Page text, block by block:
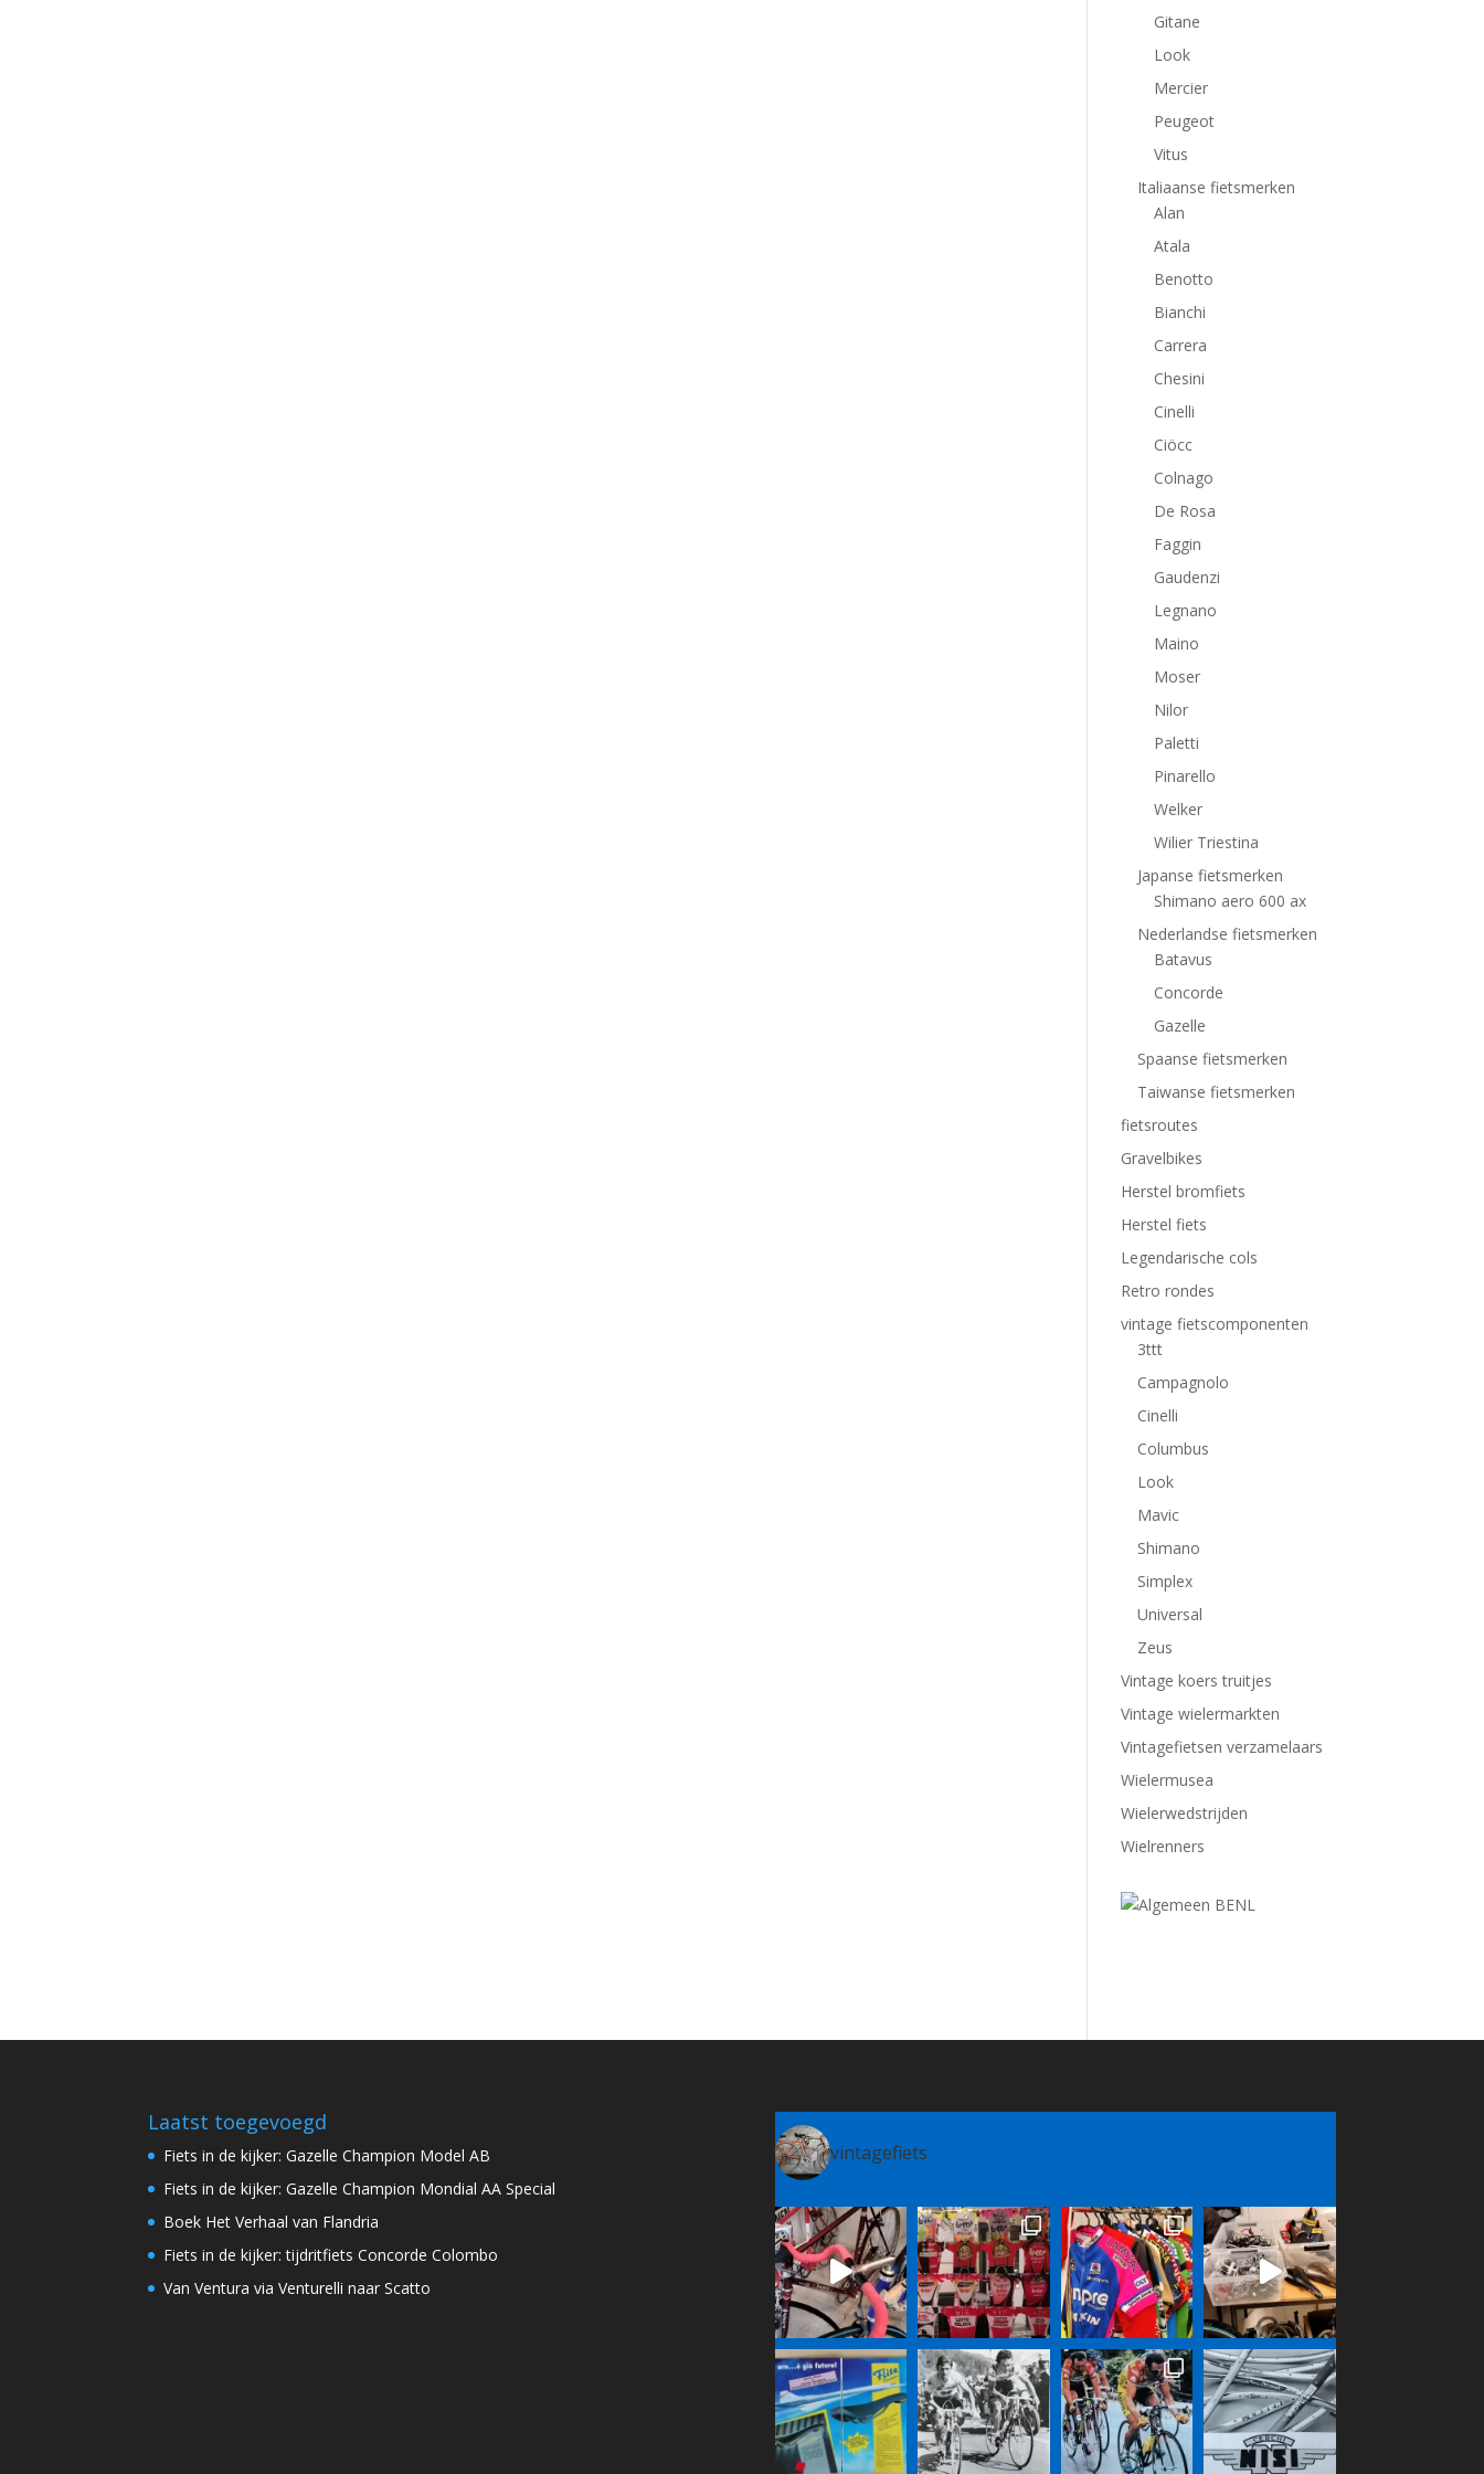
Gitane
Look
Mercier
Peugeot
Vitus
Italiaanse fietsmerken
Alan
Atala
Benotto
Bianchi
Carrera
Chesini
Cinelli
Ciöcc
Colnago
De Rosa
Faggin
Gaudenzi
Legnano
Maino
Moser
Nilor
Paletti
Pinarello
Welker
Wilier Triestina
Japanse fietsmerken
Shimano aero 600 ax
Nederlandse fietsmerken
Batavus
Concorde
Gazelle
Spaanse fietsmerken
Taiwanse fietsmerken
fietsroutes
Gravelbikes
Herstel bromfiets
Herstel fiets
Legendarische cols
Retro rondes
vintage fietscomponenten
3ttt
Campagnolo
Cinelli
Columbus
Look
Mavic
Shimano
Simplex
Universal
Zeus
Vintage koers truitjes
Vintage wielermarkten
Vintagefietsen verzamelaars
Wielermusea
Wielerwedstrijden
Wielrenners
Laatst toegevoegd
Fiets in de kijker: Gazelle Champion Model AB
Fiets in de kijker: Gazelle Champion Mondial AA Special
Boek Het Verhaal van Flandria
Fiets in de kijker: tijdritfiets Concorde Colombo
Van Ventura via Venturelli naar Scatto
vintagefiets